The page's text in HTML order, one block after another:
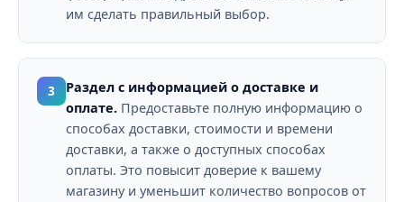
им сделать правильный выбор.
3
Раздел с информацией о доставке и
оплате. Предоставьте полную информацию о
способах доставки, стоимости и времени
доставки, а также о доступных способах
оплаты. Это повысит доверие к вашему
магазину и уменьшит количество вопросов от